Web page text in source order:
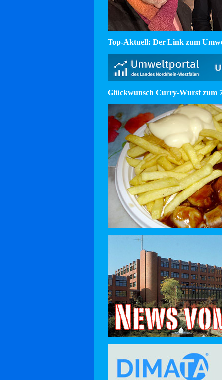
Top-Aktuell: Der Link zum
Glückwunsch Curry-Wurst zum